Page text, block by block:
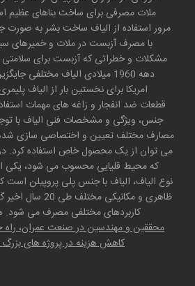
ملات مصرفی برای ساخت بناهای عظیم
با مصرف آزبست در ملات و خمیرهای
مشکلات و خطراتی که آزبست برای
دهه 1960 میلادی الیاف
قطعات ضد انفجار و زاغه های مهمات
جنس، ویژگی و مشخصات فنی الیاف با
مصارف مختلف تعیین و اختصاصی سازی
می توان از یک محصول خاص استفاده کرد.
که محیط قلیایی محسوب می شود، یکی
نوع الیاف، الیاف با جنس پلی پروپیلن
ظاهری و مکانیکی
کاربردهای مختلفی مصرف می شود.
محققین و مهندسین در صنعت عمران،
کاهش هزینه در پروژه های